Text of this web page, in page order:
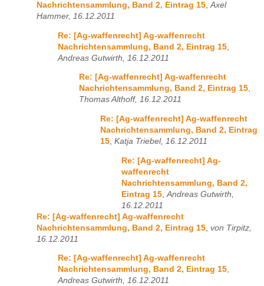
Nachrichtensammlung, Band 2, Eintrag 15,Axel
Hammer, 16.12.2011
Re: [Ag-waffenrecht] Ag-waffenrecht
Nachrichtensammlung, Band 2, Eintrag 15
Andreas Gutwirth, 16.12.2011
Re: [Ag-waffenrecht] Ag-waffenrecht
Nachrichtensammlung, Band 2, Eintrag 15,
Thomas Althoff, 16.12.2011
Re: [Ag-waffenrecht] Ag-waffenrecht
Nachrichtensammlung, Band 2, Eintrag
15 Katja Triebel, 16.12.2011
Re: [Ag-waffenrecht] Ag-
waffenrecht
Nachrichtensammlung, Band 2,
Eintrag 15 Andreas Gutwirth,
16.12.2011
Re: [Ag-waffenrecht] Ag-waffenrecht
Nachrichtensammlung, Band 2, Eintrag 15 von Tirpitz,
16.12.2011
Re: [Ag-waffenrecht] Ag-waffenrecht
Nachrichtensammlung, Band 2, Eintrag 15,
Andreas Gutwirth, 16.12.2011